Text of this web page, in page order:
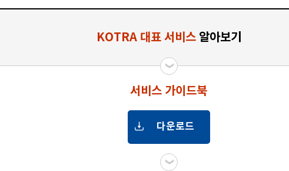
KOTRA 대표 서비스알아보기
서비스 가이드북
서비스
다운로드